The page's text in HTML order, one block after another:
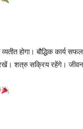
होगा। बौद्धिक कार्य
शत्रु सक्रिय रहेंगे।